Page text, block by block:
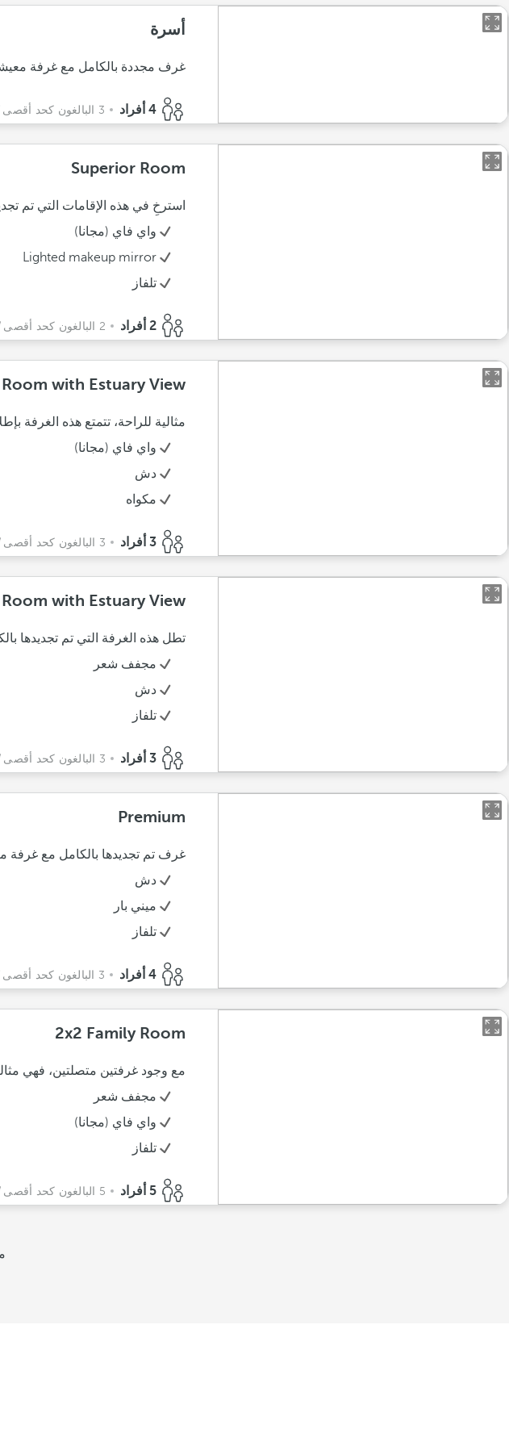
أسرة
غرف مجددة بالكامل مع غرفة
3 البالغون كحد أقصى
Superior Room
استرخِ في هذه الإقامات التي تم
واي فاي (مجانا)
Lighted makeup mirror
تلفاز
2 البالغون كحد أقصى / 1
with Estuary View
مثالية للراحة، تتمتع هذه الغرفة
واي فاي (مجانا)
دش
مكواه
3 البالغون كحد أقصى / 1
with Estuary View
تطل هذه الغرفة التي تم تجديدها
مجفف شعر
دش
تلفاز
3 البالغون كحد أقصى / 1
Premium
غرف تم تجديدها بالكامل مع
دش
ميني بار
تلفاز
3 البالغون كحد أقصى
2x2 Family Room
مع وجود غرفتين متصلتين، فهي
مجفف شعر
واي فاي (مجانا)
تلفاز
5 البالغون كحد أقصى / 4